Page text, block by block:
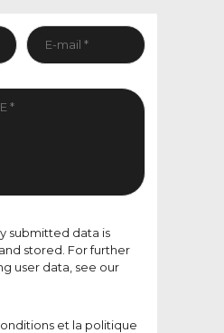
submitted data is
stored. For further
user data, see our
et la politique